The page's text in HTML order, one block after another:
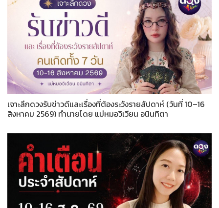
เจาะลึกดวงรับข่าวดีและเรื่องที่ต้องระวังรายสัปดาห์ (วันที่ 10–16
สิงหาคม 2569) ทำนายโดย แม่หมอวิเวียน อนินทิตา